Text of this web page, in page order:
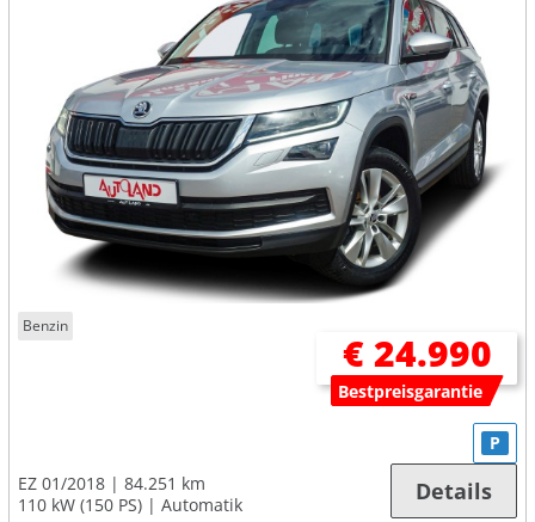
Benzin
€ 24.990
Bestpreisgarantie
EZ 01/2018
84.251 km
110 kW (150 PS)
Automatik
P
Details